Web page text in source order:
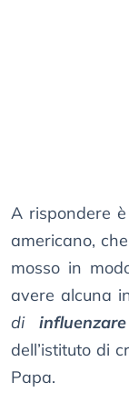
A rispondere
americano,
mosso in
avere alcuna
di
dell’istituto di
Papa.